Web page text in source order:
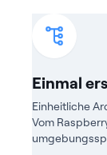
Einmal
Einheitliche
Vom